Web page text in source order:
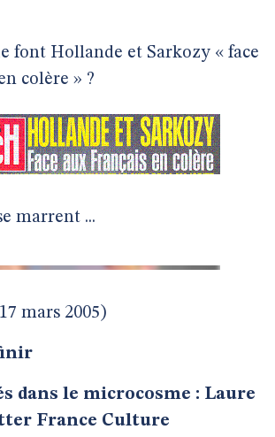
font Hollande et Sarkozy « face
colère » ?
marrent ...
17 mars 2005)
dans le microcosme : Laure
France Culture